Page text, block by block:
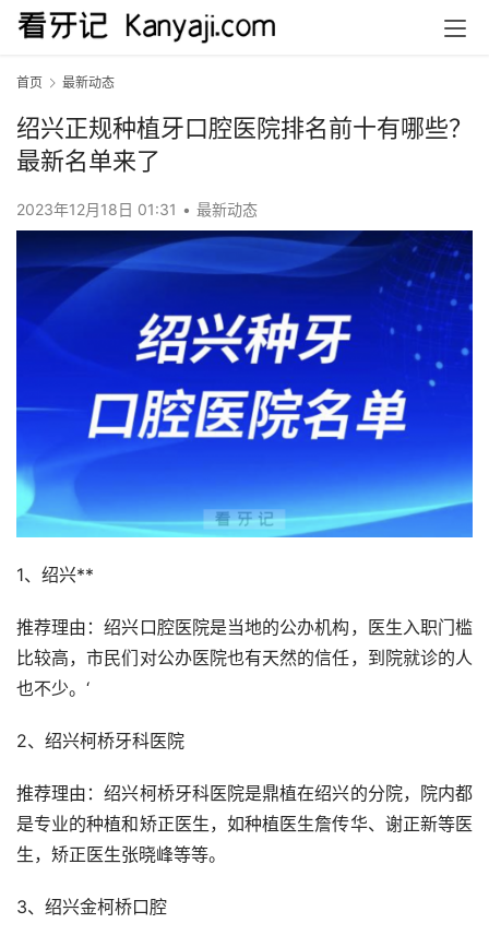
首页 最新动态
绍兴正规种植牙口腔医院排名前十有哪些？
最新名单来了
2023年12月18日 01:31 • 最新动态
1、绍兴**
推荐理由：绍兴口腔医院是当地的公办机构，医生入职门槛
比较高，市民们对公办医院也有天然的信任，到院就诊的人
也不少。‘
2、绍兴柯桥牙科医院
推荐理由：绍兴柯桥牙科医院是鼎植在绍兴的分院，院内都
是专业的种植和矫正医生，如种植医生詹传华、谢正新等医
生，矫正医生张晓峰等等。
3、绍兴金柯桥口腔